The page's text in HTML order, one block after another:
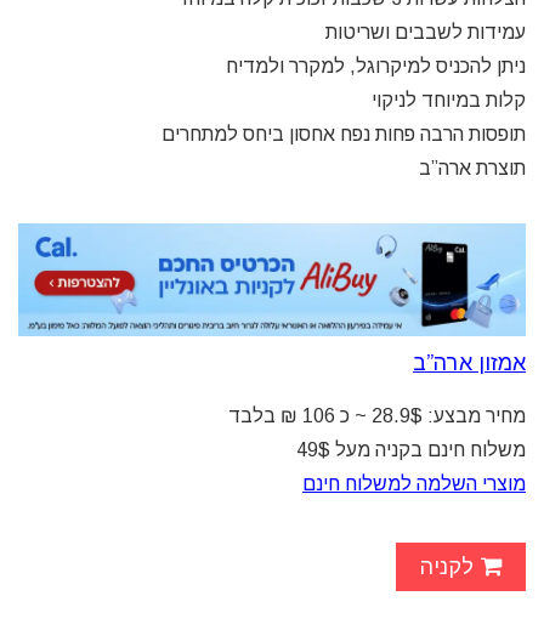
עמידות לשבבים ושריטות
ניתן להכניס למיקרוגל, למקרר ולמדיח
קלות במיוחד לניקוי
תופסות הרבה פחות נפח אחסון ביחס למתחרים
תוצרת ארה”ב
אמזון ארה”ב
מחיר מבצע: 28.9$ ~ כ 106 ₪ בלבד
משלוח חינם בקניה מעל 49$
מוצרי השלמה למשלוח חינם
לקניה